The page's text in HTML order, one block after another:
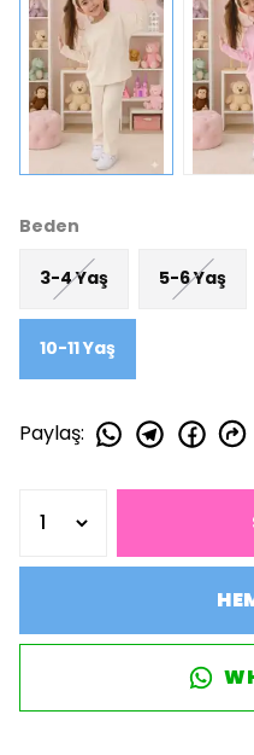
Beden
3-4 Yaş 5-6 Yaş
10-11 Yaş
Paylaş: